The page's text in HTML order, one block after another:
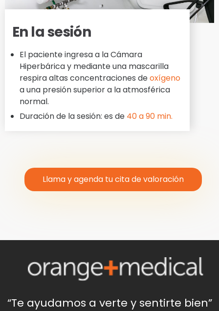
En la sesión
El paciente ingresa a la Cámara
Hiperbárica y mediante una mascarilla
respira altas concentraciones deoxígeno
a una presión superior a la atmosférica
normal.
Duración de la sesión: es de 40 a 90 min.
Llama y agenda tu cita de valoración
“Te ayudamos a verte y sentirte bien”